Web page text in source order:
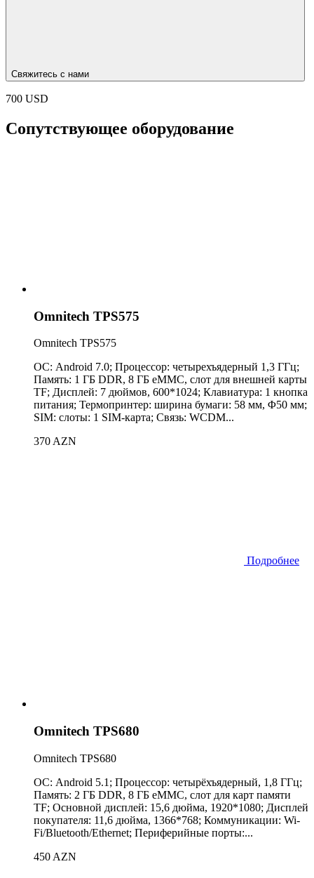
Свяжитесь с нами
700 USD
Сопутствующее оборудование
Omnitech TPS575
Omnitech TPS575
ОС: Android 7.0; Процессор: четырехъядерный 1,3 ГГц;
Память: 1 ГБ DDR, 8 ГБ eMMC, слот для внешней карты
TF; Дисплей: 7 дюймов, 600*1024; Клавиатура: 1 кнопка
питания; Термопринтер: ширина бумаги: 58 ​​мм, Φ50 мм;
SIM: слоты: 1 SIM-карта; Связь: WCDM...
370 AZN
Подробнее
Omnitech TPS680
Omnitech TPS680
ОС: Android 5.1; Процессор: четырёхъядерный, 1,8 ГГц;
Память: 2 ГБ DDR, 8 ГБ eMMC, слот для карт памяти
TF; Основной дисплей: 15,6 дюйма, 1920*1080; Дисплей
покупателя: 11,6 дюйма, 1366*768; Коммуникации: Wi-
Fi/Bluetooth/Ethernet; Периферийные порты:...
450 AZN